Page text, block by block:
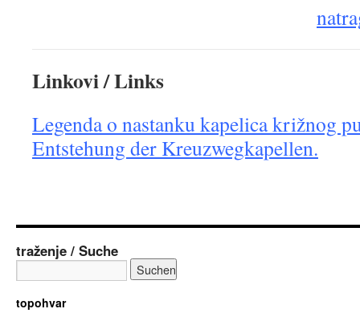
Linkovi / Links
Legenda o nastanku kapelica križnog
Entstehung der Kreuzwegkapellen.
traženje / Suche
topohvar